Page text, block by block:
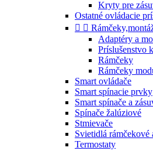
Kryty pre
Ostatné ovládacie
 
Adaptéry a
Príslušenstvo
Rámčeky
Rámčeky
Smart ovládače
Smart spínacie prvky
Smart spínače a
Spínače žalúziové
Stmievače
Svietidlá
Termostaty